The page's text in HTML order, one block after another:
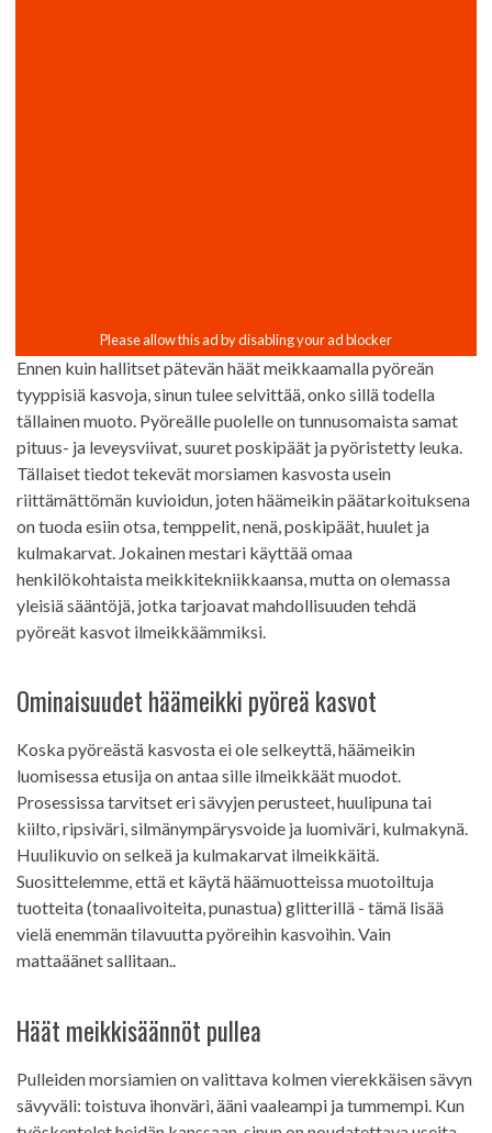
Ennen kuin hallitset pätevän häät meikkaamalla pyöreän
tyyppisiä kasvoja, sinun tulee selvittää, onko sillä todella
tällainen muoto. Pyöreälle puolelle on tunnusomaista samat
pituus- ja leveysviivat, suuret poskipäät ja pyöristetty leuka.
Tällaiset tiedot tekevät morsiamen kasvosta usein
riittämättömän kuvioidun, joten häämeikin päätarkoituksena
on tuoda esiin otsa, temppelit, nenä, poskipäät, huulet ja
kulmakarvat. Jokainen mestari käyttää omaa
henkilökohtaista meikkitekniikkaansa, mutta on olemassa
yleisiä sääntöjä, jotka tarjoavat mahdollisuuden tehdä
pyöreät kasvot ilmeikkäämmiksi.
Ominaisuudet häämeikki pyöreä kasvot
Koska pyöreästä kasvosta ei ole selkeyttä, häämeikin
luomisessa etusija on antaa sille ilmeikkäät muodot.
Prosessissa tarvitset eri sävyjen perusteet, huulipuna tai
kiilto, ripsiväri, silmänympärysvoide ja luomiväri, kulmakynä.
Huulikuvio on selkeä ja kulmakarvat ilmeikkäitä.
Suosittelemme, että et käytä häämuotteissa muotoiltuja
tuotteita (tonaalivoiteita, punastua) glitterillä - tämä lisää
vielä enemmän tilavuutta pyöreihin kasvoihin. Vain
mattaäänet sallitaan..
Häät meikkisäännöt pullea
Pulleiden morsiamien on valittava kolmen vierekkäisen sävyn
sävyväli: toistuva ihonväri, ääni vaaleampi ja tummempi. Kun